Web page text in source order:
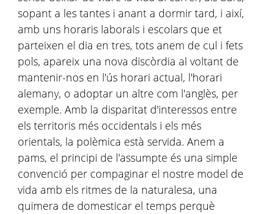
sopant a les tantes i anant a dormir tard, i així,
amb uns horaris laborals i escolars que et
parteixen el dia en tres, tots anem de cul i fets
pols, apareix una nova discòrdia al voltant de
mantenir-nos en l'ús horari actual, l'horari
alemany, o adoptar un altre com l'anglès, per
exemple. Amb la disparitat d'interessos entre
els territoris més occidentals i els més
orientals, la polèmica està servida. Anem a
pams, el principi de l'assumpte és una simple
convenció per compaginar el nostre model de
vida amb els ritmes de la naturalesa, una
quimera de domesticar el temps perquè